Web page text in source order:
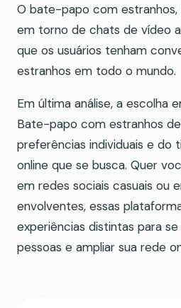
O bate-papo com
em torno de chats de vídeo
que os usuários tenham
estranhos em todo o mundo.
Em última análise, a escolha
Bate-papo com estranhos
preferências individuais e do
online que se busca. Quer
em redes sociais casuais ou
envolventes, essas
experiências distintas para
pessoas e ampliar sua rede